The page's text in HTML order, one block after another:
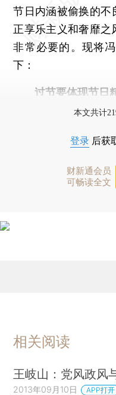
节日内涵被偷换的不
正享乐主义和奢靡之
非常必要的。现将
下：
过节要体现节日
本文共计
登录 后获
财新通会员
可畅读全文
相关阅读
王岐山：党风政风
2013年09月10日 APP打开